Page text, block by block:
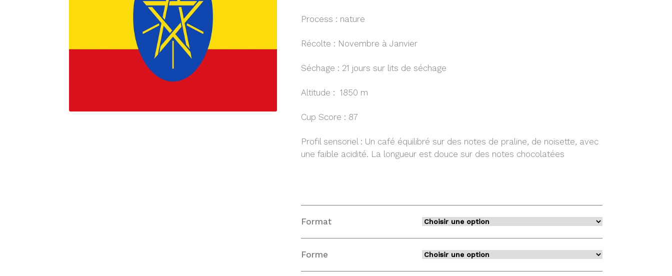
Process : nature
Récolte : Novembre à Janvier
Séchage : 21 jours sur lits de séchage
Altitude : 1850 m
Cup Score : 87
Profil sensoriel : Un café équilibré sur des notes de praline, de noisette, avec
une faible acidité. La longueur est douce sur des notes chocolatées
Format
Forme